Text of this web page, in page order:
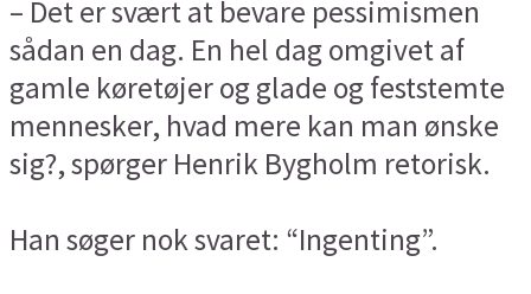
– Det er svært at bevare pessimismen
sådan en dag. En hel dag omgivet af
gamle køretøjer og glade og feststemte
mennesker, hvad mere kan man ønske
sig?, spørger Henrik Bygholm retorisk.
Han søger nok svaret: “Ingenting”.